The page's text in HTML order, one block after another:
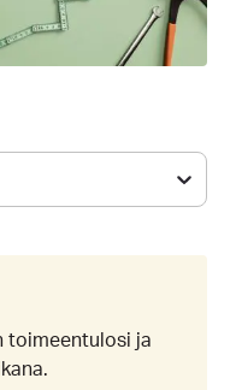
toimeentulosi ja